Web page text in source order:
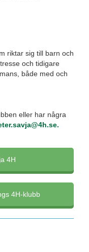
riktar sig till barn och
och tidigare
både med och
eller har några
4H
4H-klubb